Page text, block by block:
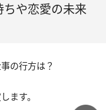
ちや恋愛の未来
の行方は？
ます。